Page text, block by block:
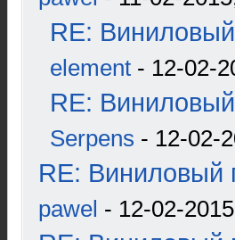
RE: Виниловый
element - 12-02-
RE: Виниловый
Serpens - 12-02-
RE: Виниловый
pawel - 12-02-